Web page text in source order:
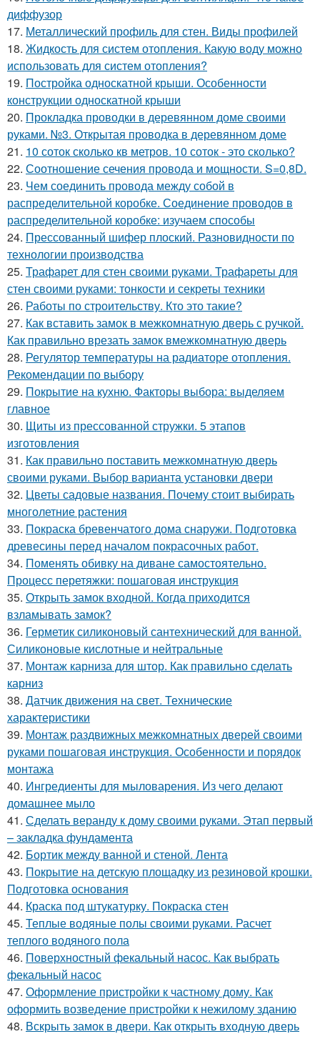
диффузор
17. Металлический профиль для стен. Виды профилей
18. Жидкость для систем отопления. Какую воду можно
использовать для систем отопления?
19. Постройка односкатной крыши. Особенности
конструкции односкатной крыши
20. Прокладка проводки в деревянном доме своими
руками. №3. Открытая проводка в деревянном доме
21. 10 соток сколько кв метров. 10 соток - это сколько?
22. Соотношение сечения провода и мощности. S=0,8D.
23. Чем соединить провода между собой в
распределительной коробке. Соединение проводов в
распределительной коробке: изучаем способы
24. Прессованный шифер плоский. Разновидности по
технологии производства
25. Трафарет для стен своими руками. Трафареты для
стен своими руками: тонкости и секреты техники
26. Работы по строительству. Кто это такие?
27. Как вставить замок в межкомнатную дверь с ручкой.
Как правильно врезать замок вмежкомнатную дверь
28. Регулятор температуры на радиаторе отопления.
Рекомендации по выбору
29. Покрытие на кухню. Факторы выбора: выделяем
главное
30. Щиты из прессованной стружки. 5 этапов
изготовления
31. Как правильно поставить межкомнатную дверь
своими руками. Выбор варианта установки двери
32. Цветы садовые названия. Почему стоит выбирать
многолетние растения
33. Покраска бревенчатого дома снаружи. Подготовка
древесины перед началом покрасочных работ.
34. Поменять обивку на диване самостоятельно.
Процесс перетяжки: пошаговая инструкция
35. Открыть замок входной. Когда приходится
взламывать замок?
36. Герметик силиконовый сантехнический для ванной.
Силиконовые кислотные и нейтральные
37. Монтаж карниза для штор. Как правильно сделать
карниз
38. Датчик движения на свет. Технические
характеристики
39. Монтаж раздвижных межкомнатных дверей своими
руками пошаговая инструкция. Особенности и порядок
монтажа
40. Ингредиенты для мыловарения. Из чего делают
домашнее мыло
41. Сделать веранду к дому своими руками. Этап первый
– закладка фундамента
42. Бортик между ванной и стеной. Лента
43. Покрытие на детскую площадку из резиновой крошки.
Подготовка основания
44. Краска под штукатурку. Покраска стен
45. Теплые водяные полы своими руками. Расчет
теплого водяного пола
46. Поверхностный фекальный насос. Как выбрать
фекальный насос
47. Оформление пристройки к частному дому. Как
оформить возведение пристройки к нежилому зданию
48. Вскрыть замок в двери. Как открыть входную дверь